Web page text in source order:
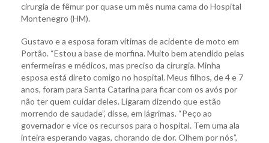
cirurgia de fêmur por quase um mês numa cama do Hospital
Montenegro (HM).
Gustavo e a esposa foram vítimas de acidente de moto em
Portão. “Estou a base de morfina. Muito bem atendido pelas
enfermeiras e médicos, mas preciso da cirurgia. Minha
esposa está direto comigo no hospital. Meus filhos, de 4 e 7
anos, foram para Santa Catarina para ficar com os avós por
não ter quem cuidar deles. Ligaram dizendo que estão
morrendo de saudade”, disse, em lágrimas. “Peço ao
governador e vice os recursos para o hospital. Tem uma ala
inteira esperando vagas, chorando de dor. Olhem por nós”,